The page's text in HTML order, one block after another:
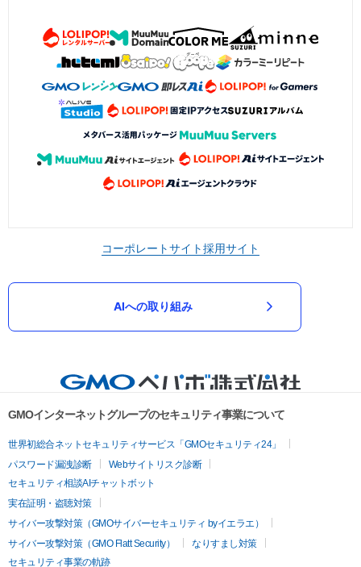
コーポレートサイト採用サイト
AIへの取り組み
GMOインターネットグループのセキュリティ事業について
世界初総合ネットセキュリティサービス「GMOセキュリティ24」
パスワード漏洩診断
Webサイトリスク診断
セキュリティ相談AIチャットボット
実在証明・盗聴対策
サイバー攻撃対策（GMOサイバーセキュリティ byイエラエ）
サイバー攻撃対策（GMO Flatt Security）
なりすまし対策
セキュリティ事業の軌跡